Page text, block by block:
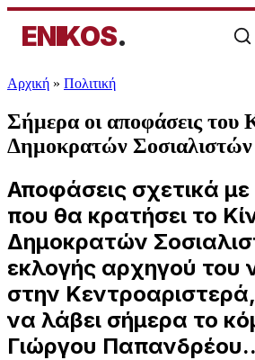
ENIKOS.
Αρχική » Πολιτική
Σήμερα οι αποφάσεις του
Δημοκρατών Σοσιαλιστών
Αποφάσεις σχετικά
που θα κρατήσει το
Δημοκρατών
εκλογής αρχηγού του
στην
να λάβει σήμερα το
Γιώργου